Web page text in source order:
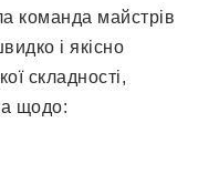
команда майстрів
і якісно
складності,
щодо: